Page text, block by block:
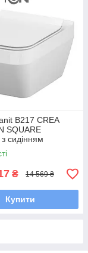
В217 CREA
SQUARE
з сидінням
SLIM
₴ 14 569 ₴
Купити